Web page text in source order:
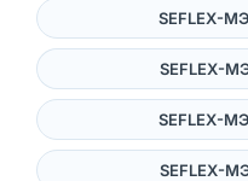
SEFLEX-
SEFLEX-
SEFLEX-
SEFLEX-